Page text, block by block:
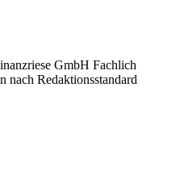
GmbH Fachlich
nach Redaktionsstandard